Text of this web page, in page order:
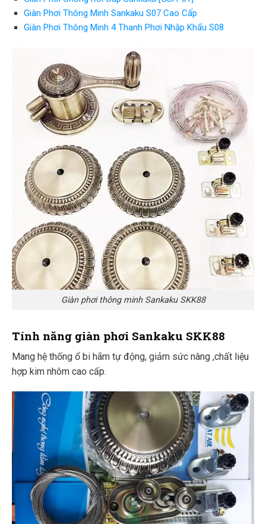
Giàn Phơi Thông Minh Sankaku S07 Cao Cấp
Giàn Phơi Thông Minh 4 Thanh Phơi Nhập Khẩu S08
Giàn phơi thông minh Sankaku SKK88
Tính năng giàn phơi Sankaku SKK88
Mang hệ thống ổ bi hãm tự động, giảm sức nâng ,chất liệu
hợp kim nhôm cao cấp.